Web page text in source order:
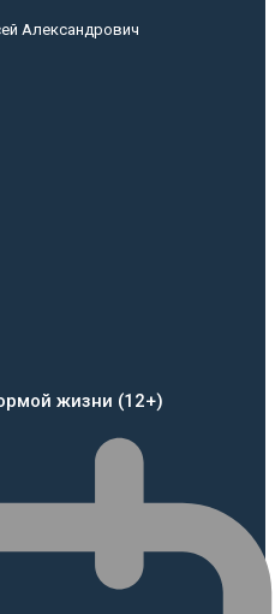
Александрович
жизни (12+)